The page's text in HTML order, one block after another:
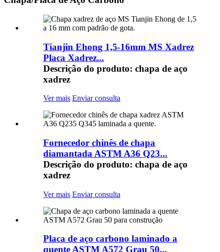
Tianjin Ehong 1,5-16mm MS Xadrez
Placa Xadrez...
Descrição do produto: chapa de aço
xadrez
Ver mais Enviar consulta
Fornecedor chinês de chapa
diamantada ASTM A36 Q23...
Descrição do produto: chapa de aço
xadrez
Ver mais Enviar consulta
Placa de aço carbono laminado a
quente ASTM A572 Grau 50...